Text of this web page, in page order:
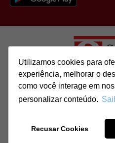
Utilizamos cookies para
experiência, melhorar o
como você interage em
personalizar conteúdo.
Recusar Cookies
Utilizamos cookies para
experiência, melhorar o
como você interage em
personalizar conteúdo.
Recusar Cookies
Todos os direitos reservados
51.417.293/0001-48 |